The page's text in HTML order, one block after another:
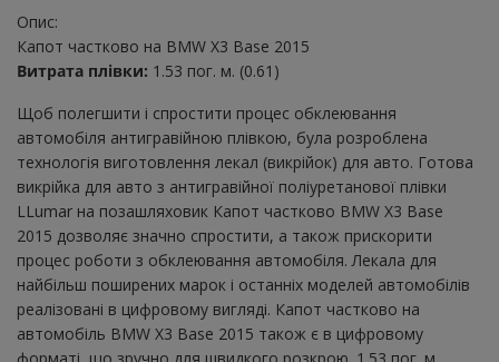
Опис:
Капот частково на BMW X3 Base 2015
Витрата плівки: 1.53 пог. м. (0.61)
Щоб полегшити і спростити процес обклеювання
автомобіля антигравійною плівкою, була розроблена
технологія виготовлення лекал (викрійок) для авто. Готова
викрійка для авто з антигравійної поліуретанової плівки
LLumar на позашляховик Капот частково BMW X3 Base
2015 дозволяє значно спростити, а також прискорити
процес роботи з обклеювання автомобіля. Лекала для
найбільш поширених марок і останніх моделей автомобілів
реалізовані в цифровому вигляді. Капот частково на
автомобіль BMW X3 Base 2015 також є в цифровому
форматі, що зручно для швидкого розкрою. 1.53 пог. м.